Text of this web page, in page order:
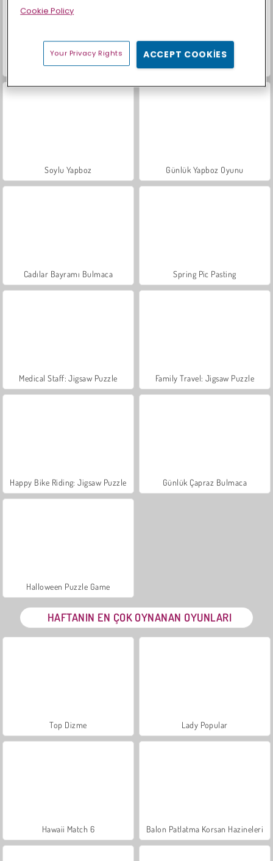
K-Pop Yapboz Avcıları Italian Brainrot: Puzzle & Battle
Soylu Yapboz Günlük Yapboz Oyunu
Cadılar Bayramı Bulmaca Spring Pic Pasting
Medical Staff: Jigsaw Puzzle Family Travel: Jigsaw Puzzle
Happy Bike Riding: Jigsaw Puzzle Günlük Çapraz Bulmaca
Halloween Puzzle Game
HAFTANIN EN ÇOK OYNANAN OYUNLARI
Top Dizme Lady Popular
Hawaii Match 6 Balon Patlatma Korsan Hazineleri
Cookie Policy
Your Privacy Rights ACCEPT COOKIES